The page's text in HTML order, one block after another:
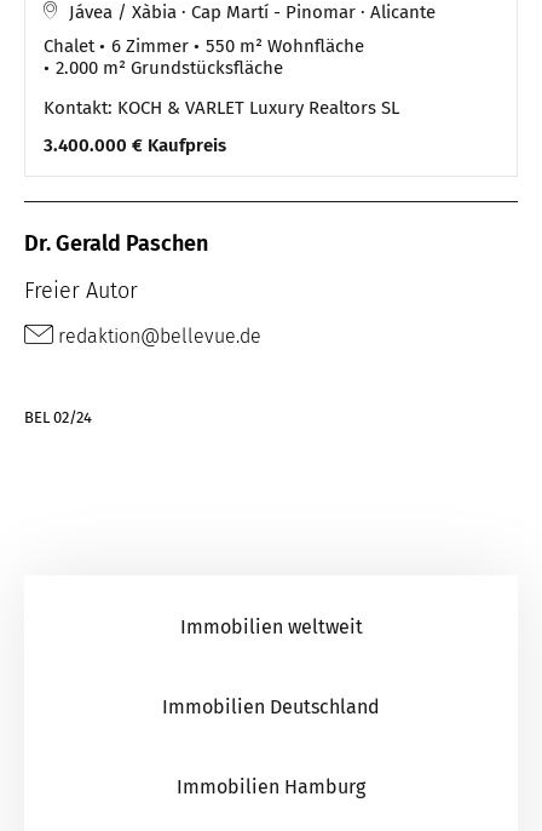
Jávea / Xàbia · Cap Martí - Pinomar · Alicante
Chalet
6 Zimmer
550 m² Wohnfläche
2.000 m² Grundstücksfläche
Kontakt: KOCH & VARLET Luxury Realtors SL
3.400.000 € Kaufpreis
Dr. Gerald Paschen
Freier Autor
redaktion@bellevue.de
BEL 02/24
Immobilien weltweit
Immobilien Deutschland
Immobilien Hamburg